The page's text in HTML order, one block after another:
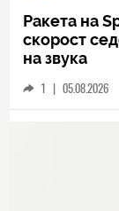
Ракета на
скорост
на звука
1 | 05.08.2026